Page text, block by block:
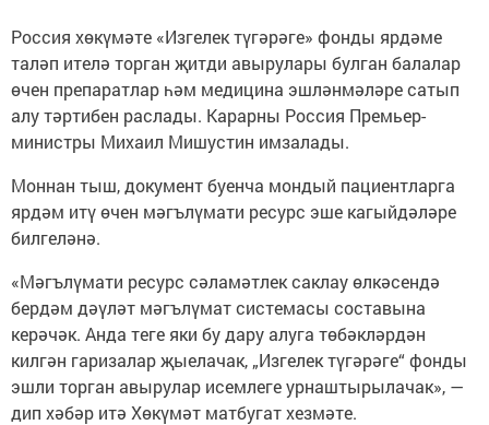
Россия хөкүмәте «Изгелек түгәрәге» фонды ярдәме
таләп ителә торган җитди авырулары булган балалар
өчен препаратлар һәм медицина эшләнмәләре сатып
алу тәртибен раслады. Карарны Россия Премьер-
министры Михаил Мишустин имзалады.
Моннан тыш, документ буенча мондый пациентларга
ярдәм итү өчен мәгълүмати ресурс эше кагыйдәләре
билгеләнә.
«Мәгълүмати ресурс сәламәтлек саклау өлкәсендә
бердәм дәүләт мәгълүмат системасы составына
керәчәк. Анда теге яки бу дару алуга төбәкләрдән
килгән гаризалар җыелачак, „Изгелек түгәрәге“ фонды
эшли торган авырулар исемлеге урнаштырылачак», —
дип хәбәр итә Хөкүмәт матбугат хезмәте.